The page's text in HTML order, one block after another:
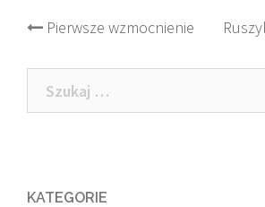
Post
navigation
Pierwsze wzmocnienie
Szukaj:
KATEGORIE